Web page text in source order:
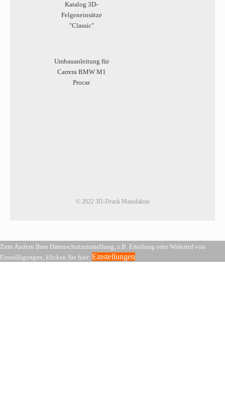
Katalog 3D-
Felgeneinsätze
"Classic"
Umbauanleitung für
Carrera BMW M1
Procar
© 2022 3D-Druck Manufaktur
Zum Ändern Ihrer Datenschutzeinstellung, z.B. Erteilung oder Widerruf von
Einwilligungen, klicken Sie hier: Einstellungen